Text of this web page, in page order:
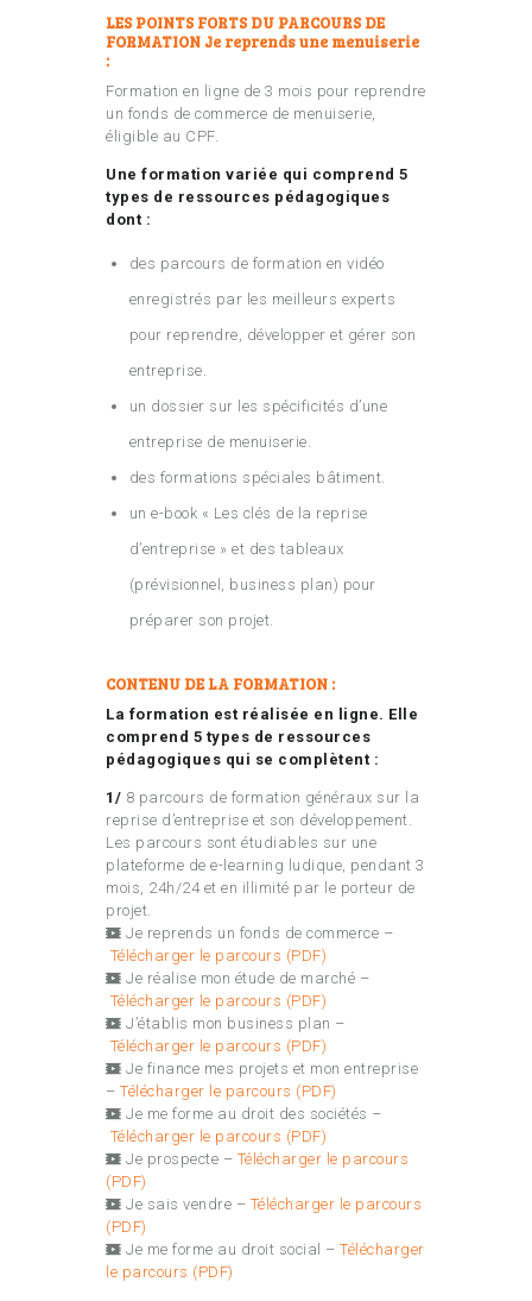
LES POINTS FORTS DU PARCOURS DE
FORMATION Je reprends une menuiserie
:
Formation en ligne de 3 mois pour reprendre
un fonds de commerce de menuiserie,
éligible au CPF.
Une formation variée qui comprend 5
types de ressources pédagogiques
dont :
des parcours de formation en vidéo
enregistrés par les meilleurs experts
pour reprendre, développer et gérer son
entreprise.
un dossier sur les spécificités d’une
entreprise de menuiserie.
des formations spéciales bâtiment.
un e-book « Les clés de la reprise
d’entreprise » et des tableaux
(prévisionnel, business plan) pour
préparer son projet.
CONTENU DE LA FORMATION :
La formation est réalisée en ligne. Elle
comprend 5 types de ressources
pédagogiques qui se complètent :
1/ 8 parcours de formation généraux sur la
reprise d’entreprise et son développement.
Les parcours sont étudiables sur une
plateforme de e-learning ludique, pendant 3
mois, 24h/24 et en illimité par le porteur de
projet.
Je reprends un fonds de commerce –
Télécharger le parcours (PDF)
Je réalise mon étude de marché –
Télécharger le parcours (PDF)
J’établis mon business plan –
Télécharger le parcours (PDF)
Je finance mes projets et mon entreprise
– Télécharger le parcours (PDF)
Je me forme au droit des sociétés –
Télécharger le parcours (PDF)
Je prospecte – Télécharger le parcours
(PDF)
Je sais vendre – Télécharger le parcours
(PDF)
Je me forme au droit social – Télécharger
le parcours (PDF)